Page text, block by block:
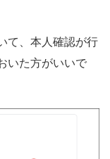
て、本人確認が行
いた方がいいで